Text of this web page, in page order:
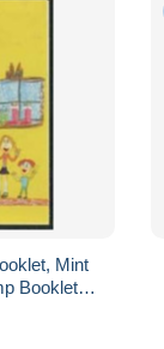
Mint
Booklets -